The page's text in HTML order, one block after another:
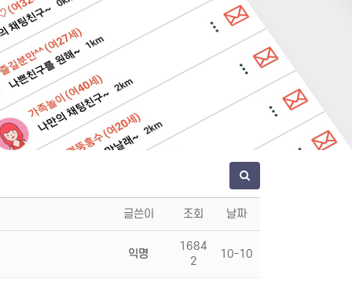
글쓴이 조회 날짜
익명
1684
2
10-10